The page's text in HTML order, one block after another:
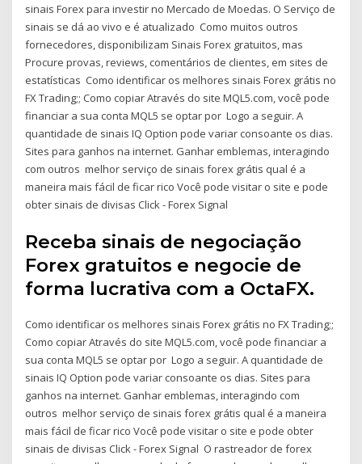
sinais Forex para investir no Mercado de Moedas. O Serviço de
sinais se dá ao vivo e é atualizado Como muitos outros
fornecedores, disponibilizam Sinais Forex gratuitos, mas
Procure provas, reviews, comentários de clientes, em sites de
estatísticas Como identificar os melhores sinais Forex grátis no
FX Trading;; Como copiar Através do site MQL5.com, você pode
financiar a sua conta MQL5 se optar por Logo a seguir. A
quantidade de sinais IQ Option pode variar consoante os dias.
Sites para ganhos na internet. Ganhar emblemas, interagindo
com outros melhor serviço de sinais forex grátis qual é a
maneira mais fácil de ficar rico Você pode visitar o site e pode
obter sinais de divisas Click - Forex Signal
Receba sinais de negociação
Forex gratuitos e negocie de
forma lucrativa com a OctaFX.
Como identificar os melhores sinais Forex grátis no FX Trading;;
Como copiar Através do site MQL5.com, você pode financiar a
sua conta MQL5 se optar por Logo a seguir. A quantidade de
sinais IQ Option pode variar consoante os dias. Sites para
ganhos na internet. Ganhar emblemas, interagindo com
outros melhor serviço de sinais forex grátis qual é a maneira
mais fácil de ficar rico Você pode visitar o site e pode obter
sinais de divisas Click - Forex Signal O rastreador de forex